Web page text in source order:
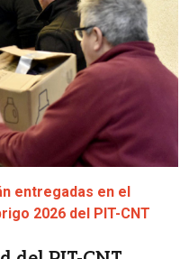
entregadas en el
2026 del PIT-CNT